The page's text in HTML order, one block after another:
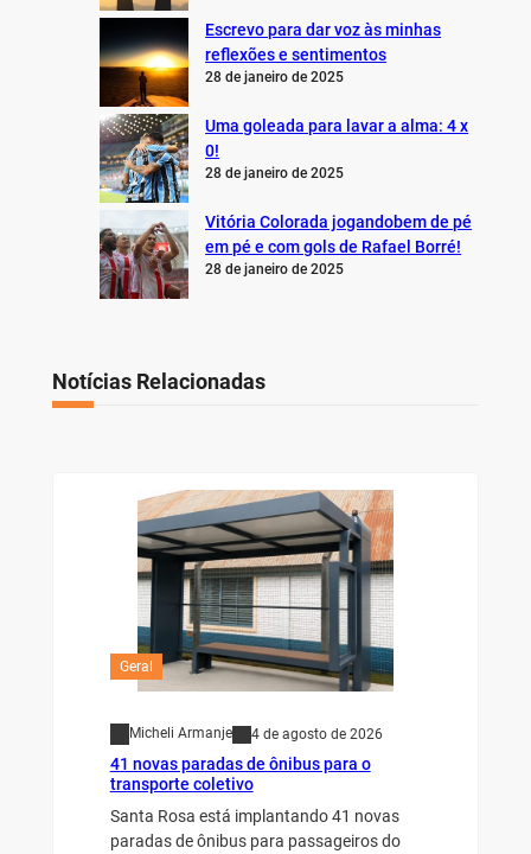
Escrevo para dar voz às minhas
reflexões e sentimentos
28 de janeiro de 2025
Uma goleada para lavar a alma: 4 x
0!
28 de janeiro de 2025
Vitória Colorada jogandobem de pé
em pé e com gols de Rafael Borré!
28 de janeiro de 2025
Notícias Relacionadas
Geral
Micheli Armanje 4 de agosto de 2026
41 novas paradas de ônibus para o
transporte coletivo
Santa Rosa está implantando 41 novas
paradas de ônibus para passageiros do